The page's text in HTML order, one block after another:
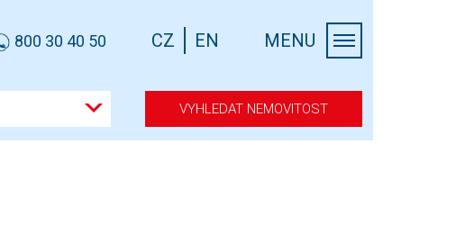
800 30 40 50 CZ EN MENU
VYHLEDAT NEMOVITOST